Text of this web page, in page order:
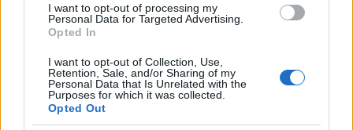
I want to opt-out of processing my
Personal Data for Targeted Advertising.
Opted In
I want to opt-out of Collection, Use,
Retention, Sale, and/or Sharing of my
Personal Data that Is Unrelated with the
Purposes for which it was collected.
Opted Out
Σε όσους μετακινηθούν, για την άσκηση του
200 χιλιομέτρων, χορηγείται άδεια μιας
εργάσιμης ημέρας.